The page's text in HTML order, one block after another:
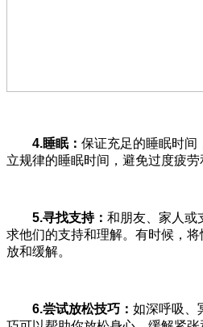
4.睡眠： 保证充足的睡眠时间
立规律的睡眠时间，避免过度疲劳
5.寻找支持： 和朋友、家人或
求他们的支持和理解。有时候，
放和缓解。
6.尝试放松技巧： 如深呼吸、